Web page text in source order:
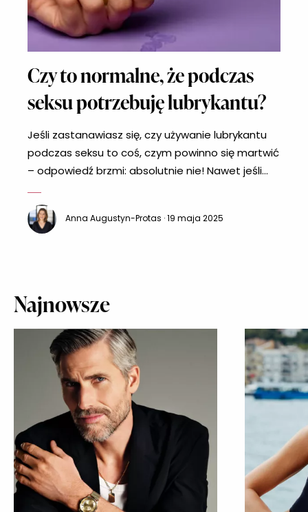
Czy to normalne, że podczas
seksu potrzebuję lubrykantu?
Jeśli zastanawiasz się, czy używanie lubrykantu
podczas seksu to coś, czym powinno się martwić
– odpowiedź brzmi: absolutnie nie! Nawet jeśli
doświadczającymi suchości pochwy, w
rzeczywistości wiele osób stosuje go po prostu
Anna Augustyn-Protas · 19 maja 2025
Najnowsze